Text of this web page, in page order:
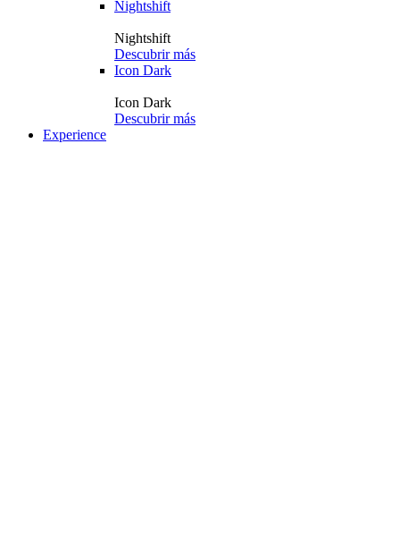
Nightshift
Nightshift
Descubrir más
Icon Dark
Icon Dark
Descubrir más
Experience